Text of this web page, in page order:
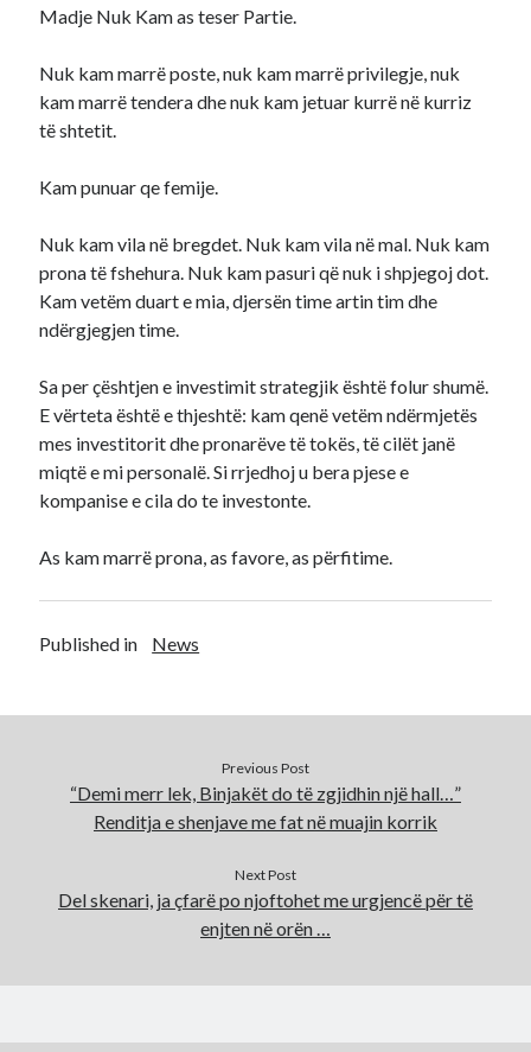
Madje Nuk Kam as teser Partie.
Nuk kam marrë poste, nuk kam marrë privilegje, nuk
kam marrë tendera dhe nuk kam jetuar kurrë në kurriz
të shtetit.
Kam punuar qe femije.
Nuk kam vila në bregdet. Nuk kam vila në mal. Nuk kam
prona të fshehura. Nuk kam pasuri që nuk i shpjegoj dot.
Kam vetëm duart e mia, djersën time artin tim dhe
ndërgjegjen time.
Sa per çështjen e investimit strategjik është folur shumë.
E vërteta është e thjeshtë: kam qenë vetëm ndërmjetës
mes investitorit dhe pronarëve të tokës, të cilët janë
miqtë e mi personalë. Si rrjedhoj u bera pjese e
kompanise e cila do te investonte.
As kam marrë prona, as favore, as përfitime.
Published in News
Previous Post
“Demi merr lek, Binjakët do të zgjidhin një hall…”
Renditja e shenjave me fat në muajin korrik
Next Post
Del skenari, ja çfarë po njoftohet me urgjencë për të
enjten në orën …